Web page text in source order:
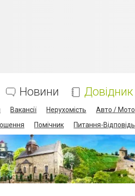
Новини Довідник
Вакансії Нерухомість Авто / Мото
Помічник Питання-Відповідь